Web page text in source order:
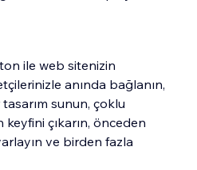
ile web sitenizin
anında bağlanın,
sunun, çoklu
çıkarın, önceden
ve birden fazla